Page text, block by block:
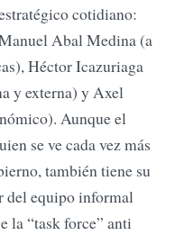
cotidiano:
Abal Medina (a
Héctor Icazuriaga
y externa) y Axel
Aunque el
se ve cada vez más
también tiene su
del equipo informal
la “task force” anti